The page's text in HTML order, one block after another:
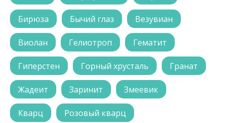
Бирюза Бычий глаз Везувиан
Виолан Гелиотроп Гематит
Гиперстен Горный хрусталь Гранат
Жадеит Заринит Змеевик
Кварц Розовый кварц